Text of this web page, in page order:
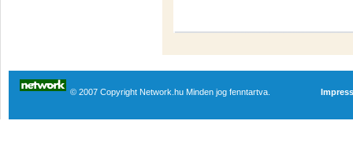
© 2007 Copyright Network.hu Minden jog fenntartva.